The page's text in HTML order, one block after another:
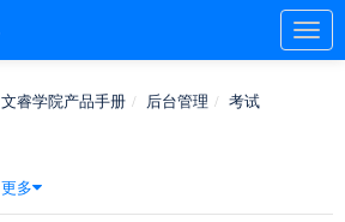
文睿学院产品手册 后台管理
考试
更多